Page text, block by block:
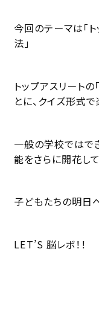
今回のテーマは「
法」
トップアスリート
とに、クイズ形式
一般の学校ではで
能をさらに開花し
子どもたちの明日へ
LET’S 脳レボ！！